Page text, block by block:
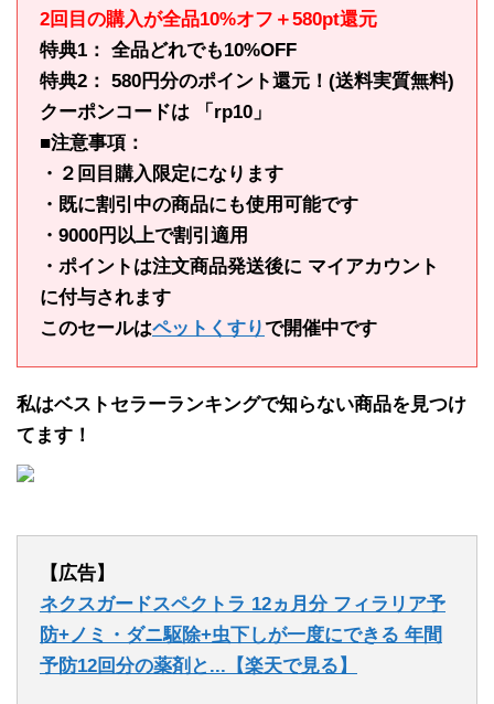
2回目の購入が全品10%オフ＋580pt還元
特典1： 全品どれでも10%OFF
特典2： 580円分のポイント還元！(送料実質無料)
クーポンコードは 「rp10」
■注意事項：
・２回目購入限定になります
・既に割引中の商品にも使用可能です
・9000円以上で割引適用
・ポイントは注文商品発送後に マイアカウント
に付与されます
このセールはペットくすりで開催中です
私はベストセラーランキングで知らない商品を見つけ
てます！
【広告】
ネクスガードスペクトラ 12ヵ月分 フィラリア予
防+ノミ・ダニ駆除+虫下しが一度にできる 年間
予防12回分の薬剤と...【楽天で見る】